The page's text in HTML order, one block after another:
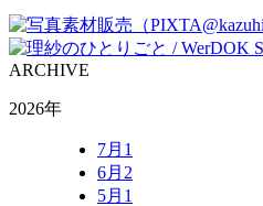
ARCHIVE
2026年
7月 1
6月 2
5月 1